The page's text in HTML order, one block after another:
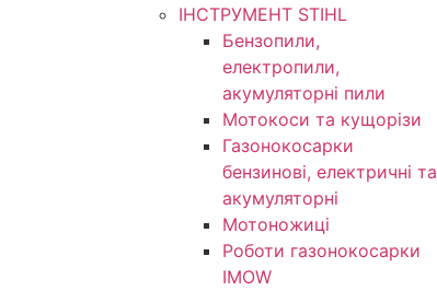
ІНСТРУМЕНТ STIHL
Бензопили,
електропили,
акумуляторні пили
Мотокоси та кущорізи
Газонокосарки
бензинові, електричні та
акумуляторні
Мотоножиці
Роботи газонокосарки
IMOW